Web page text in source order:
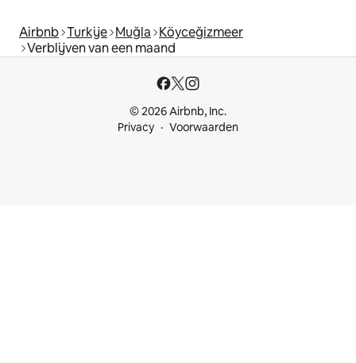
Airbnb Turkije Muğla Köyceğizmeer
Verblijven van een maand
© 2026 Airbnb, Inc.
Privacy
Voorwaarden